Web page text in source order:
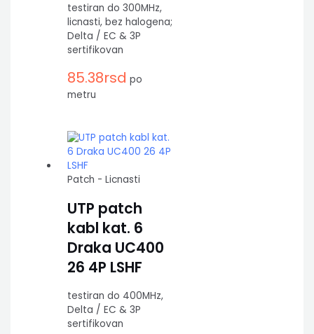
testiran do 300MHz,
licnasti, bez halogena;
Delta / EC & 3P
sertifikovan
85.38rsd po
metru
Patch - Licnasti
UTP patch
kabl kat. 6
Draka UC400
26 4P LSHF
testiran do 400MHz,
Delta / EC & 3P
sertifikovan